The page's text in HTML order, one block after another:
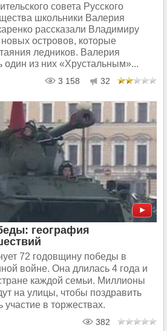
совета Русского
школьники Валерия
рассказали Владимиру
островов, которые
ледников. Валерия
один из них «Хрустальным»...
3 158 32
география
72 годовщину победы в
войне. Она длилась 4 года и
каждой семьи. Миллионы
на улицы, чтобы поздравить
участие в торжествах.
382